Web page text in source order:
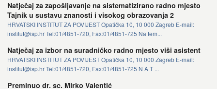
Natječaj za zapošljavanje na sistematizirano radno mjesto
Tajnik u sustavu znanosti i visokog obrazovanja 2
HRVATSKI INSTITUT ZA POVIJEST Opatička 10, 10 000 Zagreb E-mail:
institut@isp.hr Tel:01/4851-720, Fax:01/4851-725 Na tem...
Natječaj za izbor na suradničko radno mjesto viši asistent
HRVATSKI INSTITUT ZA POVIJEST Opatička 10, 10 000 Zagreb E-mail:
institut@isp.hr Tel:01/4851-720, Fax:01/4851-725 N A T ...
Preminuo dr. sc. Mirko Valentić